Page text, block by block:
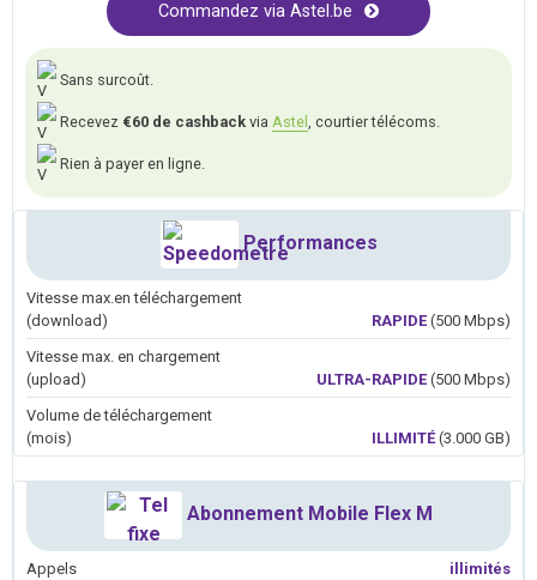
Commandez via Astel.be
Sans surcoût.
Recevez €60 de cashback via Astel , courtier télécoms.
Rien à payer en ligne.
Performances
Vitesse max.en téléchargement
(download)
RAPIDE(500 Mbps)
Vitesse max. en chargement
(upload)
ULTRA-RAPIDE(500 Mbps)
Volume de téléchargement
(mois)
ILLIMITÉ(3.000 GB)
Abonnement Mobile Flex M
Appels illimités